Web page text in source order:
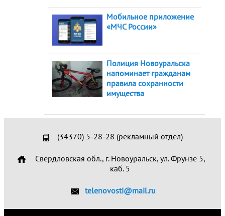
Мобильное приложение
«МЧС России»
Полиция Новоуральска
напоминает гражданам
правила сохранности
имущества
(34370) 5-28-28 (рекламный отдел)
Свердловская обл., г. Новоуральск, ул. Фрунзе 5,
каб. 5
telenovosti@mail.ru